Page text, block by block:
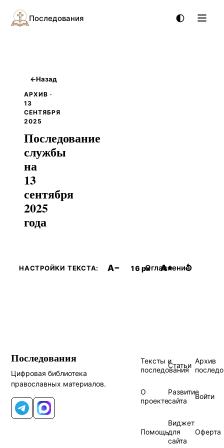
Последования
←Назад
АРХИВ ·
13
СЕНТЯБРЯ
2025
Последование
службы
на
13
сентября
2025
года
НАСТРОЙКИ ТЕКСТА: A− 16 px A+ ↺
Оглавление
Последования
Цифровая библиотека
православных материалов.
Telegram
MAX
Тексты и
последования
Статьи
Архив
О
проекте
Развитие
сайта
Войти
Помощь
Виджет
для
сайта
Оферта